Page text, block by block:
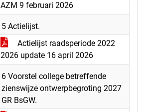
AZM 9 februari 2026
5 Actielijst.
Actielijst raadsperiode 2022
2026 update 16 april 2026
6 Voorstel college betreffende
zienswijze ontwerpbegroting 2027
GR BsGW.